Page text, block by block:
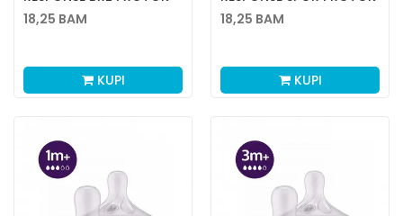
6M+ 5150
18,25 BAM
KUPI
0M+ 5099
18,25 BAM
KUPI